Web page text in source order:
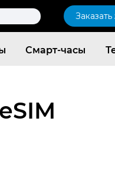
Смарт-часы